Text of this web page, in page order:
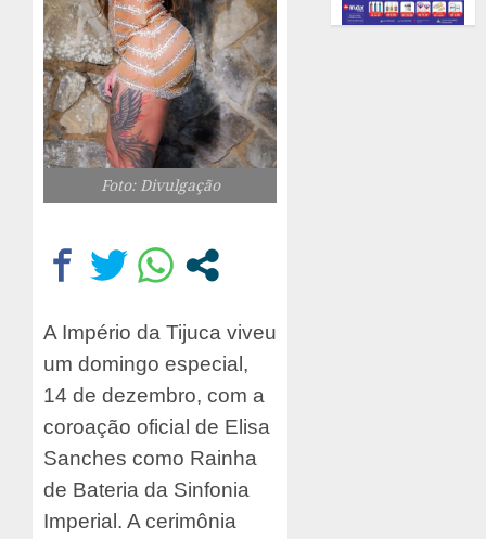
Foto: Divulgação
A Império da Tijuca viveu
um domingo especial,
14 de dezembro, com a
coroação oficial de Elisa
Sanches como Rainha
de Bateria da Sinfonia
Imperial. A cerimônia